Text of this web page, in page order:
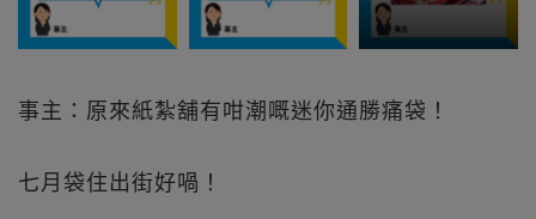
事主：原來紙紮舖有咁潮嘅迷你通勝痛袋！
七月袋住出街好喎！